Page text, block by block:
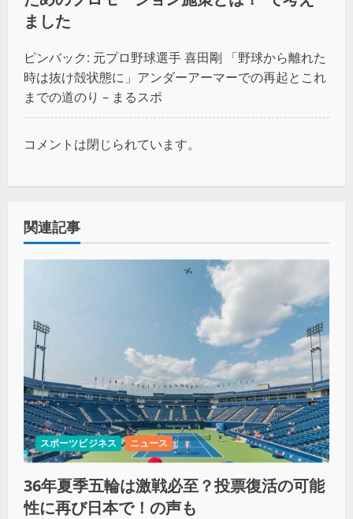
ました
ピンバック: 元プロ野球選手 喜田剛 「野球から離れた
時は抜け殻状態に」アンダーアーマーでの再起とこれ
までの道のり – まるスポ
コメントは閉じられています。
関連記事
スポーツビジネス ニュース
36年夏季五輪は激戦必至？投票復活の可能
性に再び日本で！の声も